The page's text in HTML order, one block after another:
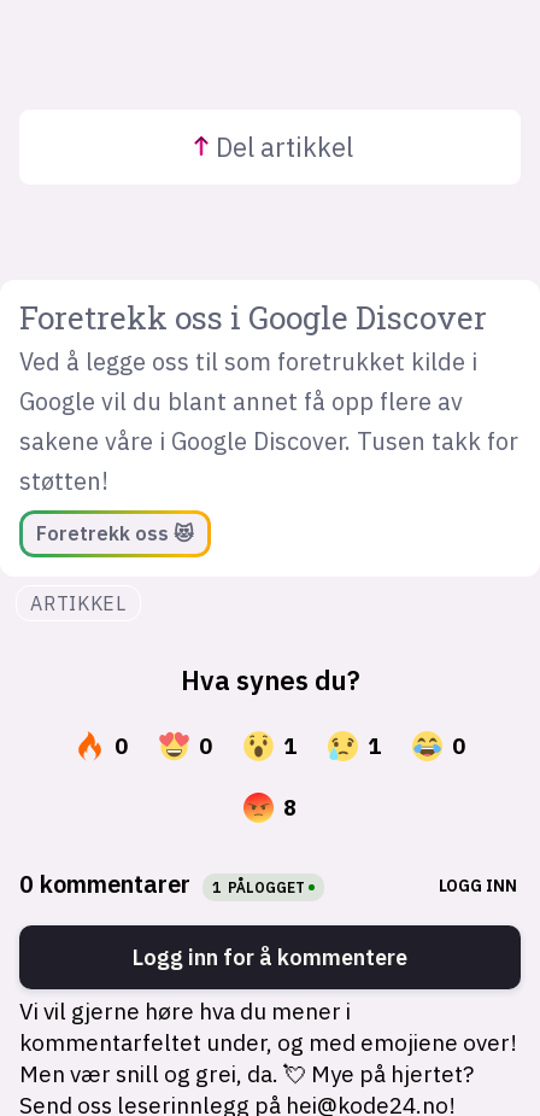
Del artikkel
Foretrekk oss i Google Discover
Ved å legge oss til som foretrukket kilde i
Google vil du blant annet få opp flere av
sakene våre i Google Discover. Tusen takk for
støtten!
Foretrekk oss 😻
ARTIKKEL